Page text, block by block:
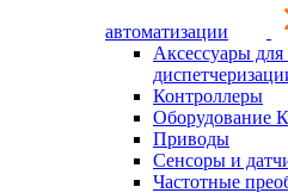
автоматизации
Аксессуары
Контроллеры
Оборудование
Приводы
Сенсоры и
Частотные